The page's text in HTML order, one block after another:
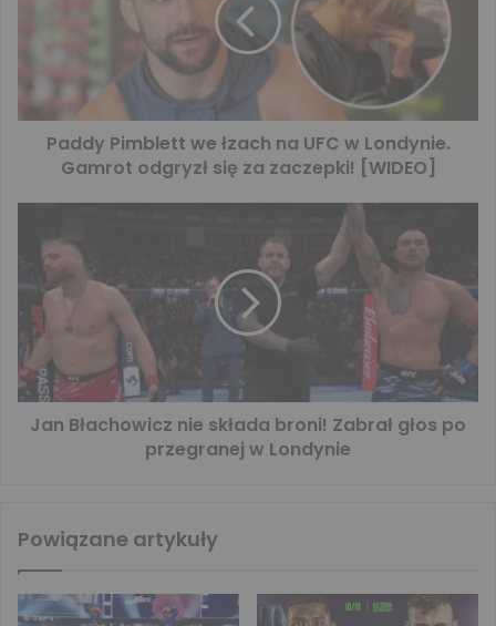
Paddy Pimblett we łzach na UFC w Londynie.
Gamrot odgryzł się za zaczepki! [WIDEO]
Jan Błachowicz nie składa broni! Zabrał głos po
przegranej w Londynie
Powiązane artykuły